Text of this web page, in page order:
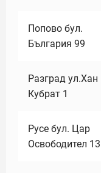
Попово бул.
България 99
Разград ул.Хан
Кубрат 1
Русе бул. Цар
Освободител 13